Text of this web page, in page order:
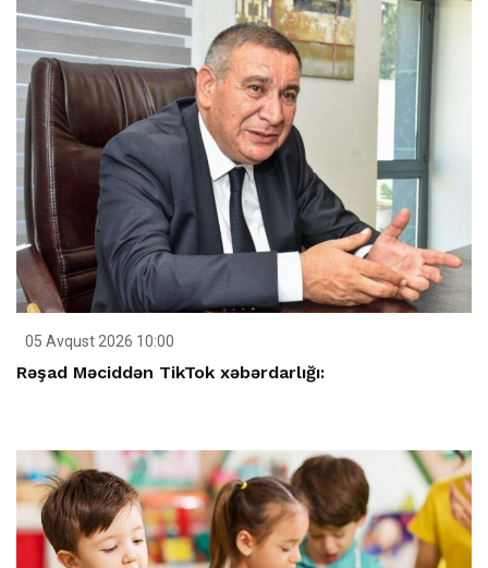
05 Avqust 2026 10:00
Rəşad Məciddən TikTok xəbərdarlığı: